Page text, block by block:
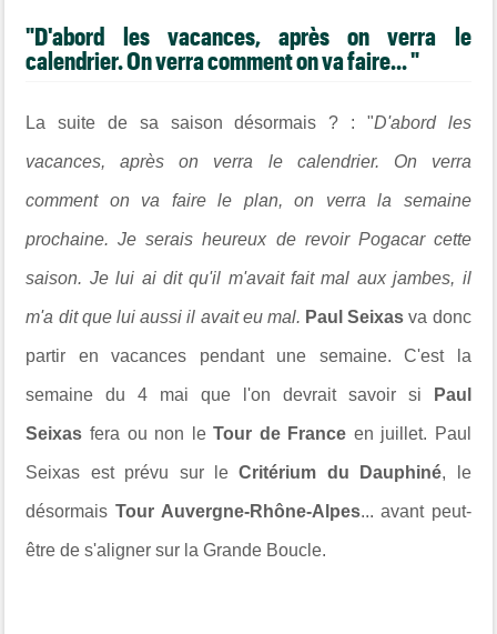
"D'abord les vacances, après on verra le
calendrier. On verra comment on va faire... "
La suite de sa saison désormais ? : "D'abord les
vacances, après on verra le calendrier. On verra
comment on va faire le plan, on verra la semaine
prochaine. Je serais heureux de revoir Pogacar cette
saison. Je lui ai dit qu'il m'avait fait mal aux jambes, il
m'a dit que lui aussi il avait eu mal. Paul Seixas va donc
partir en vacances pendant une semaine. C'est la
semaine du 4 mai que l'on devrait savoir si Paul
Seixas fera ou non leTour de France en juillet. Paul
Seixas est prévu sur leCritérium du Dauphiné, le
désormais Tour Auvergne-Rhône-Alpes... avant peut-
être de s'aligner sur la Grande Boucle.